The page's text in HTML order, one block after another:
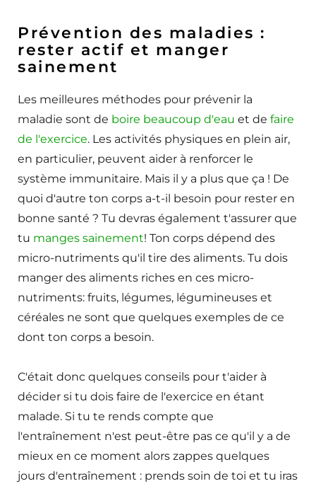
Prévention des maladies :
rester actif et manger
sainement
Les meilleures méthodes pour prévenir la
maladie sont de boire beaucoup d'eau et de faire
de l'exercice. Les activités physiques en plein air,
en particulier, peuvent aider à renforcer le
système immunitaire. Mais il y a plus que ça ! De
quoi d'autre ton corps a-t-il besoin pour rester en
bonne santé ? Tu devras également t'assurer que
tu manges sainement! Ton corps dépend des
micro-nutriments qu'il tire des aliments. Tu dois
manger des aliments riches en ces micro-
nutriments: fruits, légumes, légumineuses et
céréales ne sont que quelques exemples de ce
dont ton corps a besoin.
C'était donc quelques conseils pour t'aider à
décider si tu dois faire de l'exercice en étant
malade. Si tu te rends compte que
l'entraînement n'est peut-être pas ce qu'il y a de
mieux en ce moment alors zappes quelques
jours d'entraînement : prends soin de toi et tu iras